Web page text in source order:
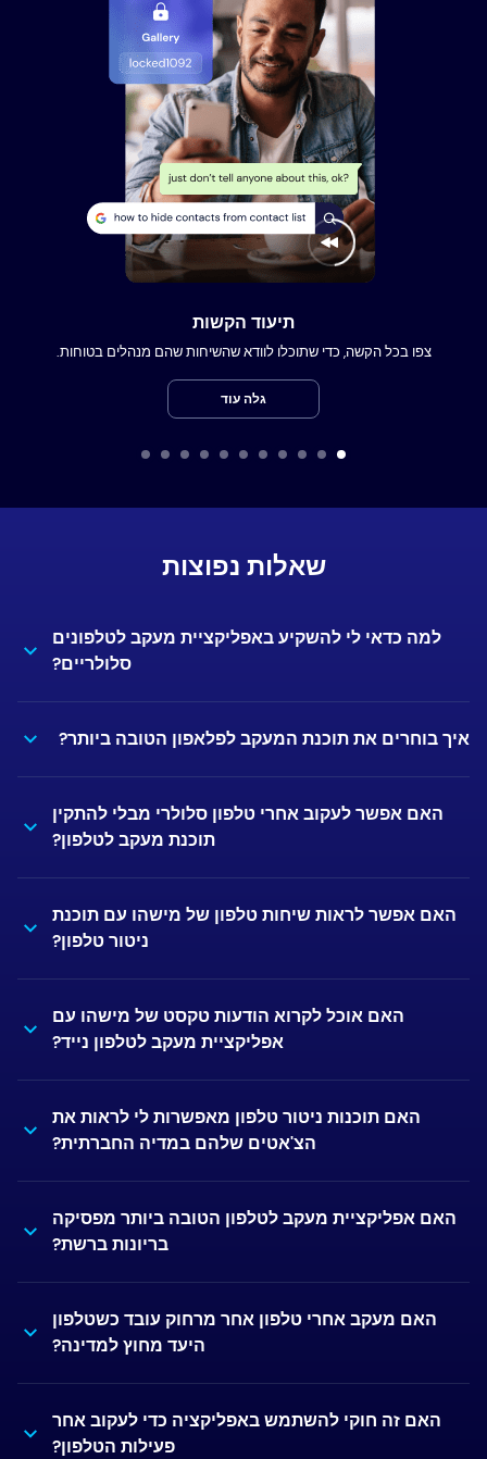
תיעוד הקשות
צפו בכל הקשה, כדי שתוכלו לוודא שהשיחות שהם מנהלים בטוחות.
גלה עוד
שאלות נפוצות
למה כדאי לי להשקיע באפליקציית מעקב לטלפונים
סלולריים?
איך בוחרים את תוכנת המעקב לפלאפון הטובה ביותר?
האם אפשר לעקוב אחרי טלפון סלולרי מבלי להתקין
תוכנת מעקב לטלפון?
האם אפשר לראות שיחות טלפון של מישהו עם תוכנת
ניטור טלפון?
האם אוכל לקרוא הודעות טקסט של מישהו עם
אפליקציית מעקב לטלפון נייד?
האם תוכנות ניטור טלפון מאפשרות לי לראות את
הצ'אטים שלהם במדיה החברתית?
האם אפליקציית מעקב לטלפון הטובה ביותר מפסיקה
בריונות ברשת?
האם מעקב אחרי טלפון אחר מרחוק עובד כשטלפון
היעד מחוץ למדינה?
האם זה חוקי להשתמש באפליקציה כדי לעקוב אחר
פעילות הטלפון?